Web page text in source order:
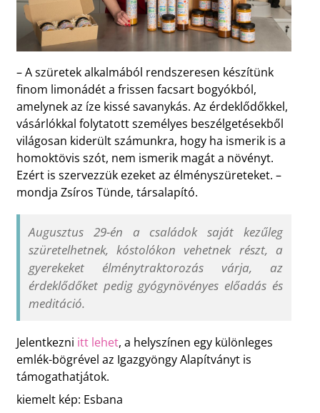
– A szüretek alkalmából rendszeresen készítünk
finom limonádét a frissen facsart bogyókból,
amelynek az íze kissé savanykás. Az érdeklődőkkel,
vásárlókkal folytatott személyes beszélgetésekből
világosan kiderült számunkra, hogy ha ismerik is a
homoktövis szót, nem ismerik magát a növényt.
Ezért is szervezzük ezeket az élményszüreteket. –
mondja Zsíros Tünde, társalapító.
Augusztus 29-én a családok saját kezűleg
szüretelhetnek, kóstolókon vehetnek részt, a
gyerekeket élménytraktorozás várja, az
érdeklődőket pedig gyógynövényes előadás és
meditáció.
Jelentkezni itt lehet, a helyszínen egy különleges
emlék-bögrével az Igazgyöngy Alapítványt is
támogathatjátok.
kiemelt kép: Esbana